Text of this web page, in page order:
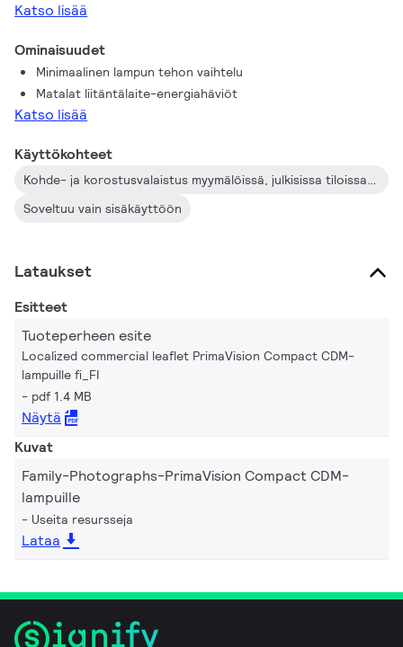
Katso lisää
Ominaisuudet
Minimaalinen lampun tehon vaihtelu
Matalat liitäntälaite-energiahäviöt
Katso lisää
Käyttökohteet
Kohde- ja korostusvalaistus myymälöissä, julkisissa tiloissa, auloissa ja toimistoissa
Soveltuu vain sisäkäyttöön
Lataukset
Esitteet
Tuoteperheen esite
Localized commercial leaflet PrimaVision Compact CDM-
lampuille fi_FI
pdf 1.4 MB
Näytä
Kuvat
Family-Photographs-PrimaVision Compact CDM-
lampuille
Useita resursseja
Lataa